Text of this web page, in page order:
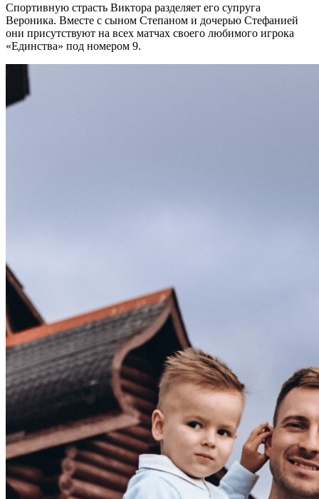
Спортивную страсть Виктора разделяет его супруга
Вероника. Вместе с сыном Степаном и дочерью Стефанией
они присутствуют на всех матчах своего любимого игрока
«Единства» под номером 9.